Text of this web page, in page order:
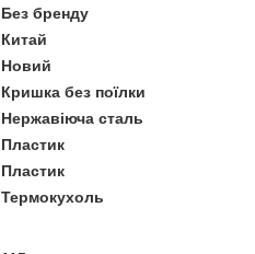
Без бренду
Китай
Новий
Кришка без поїлки
Нержавіюча сталь
Пластик
Пластик
Термокухоль